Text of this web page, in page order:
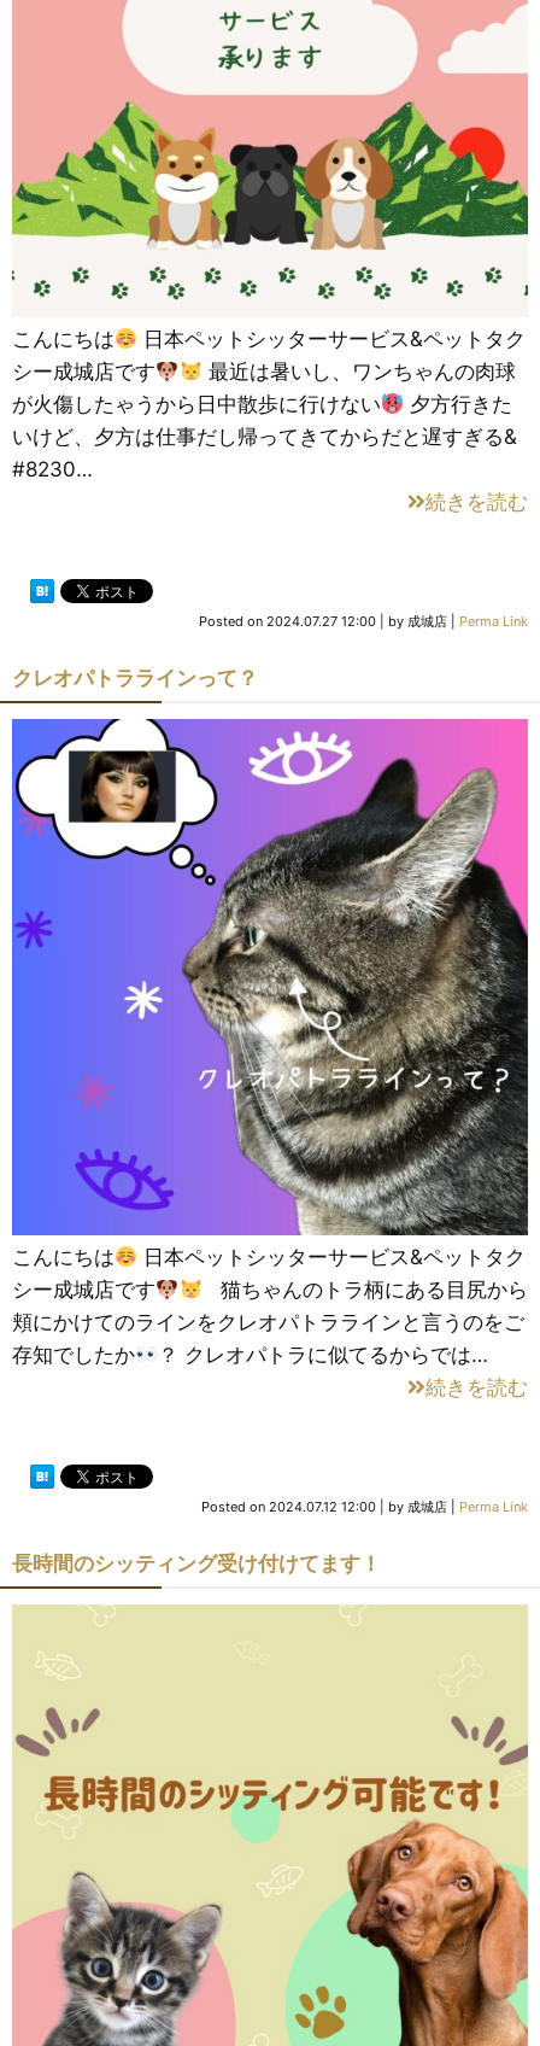
こんにちは
日本ペットシッターサービス&ペットタク
シー成城店です
最近は暑いし、ワンちゃんの肉球
が火傷したゃうから日中散歩に行けない
夕方行きた
いけど、夕方は仕事だし帰ってきてからだと遅すぎる&
#8230…
続きを読む
Posted on 2024.07.27 12:00 by 成城店 Perma Link
クレオパトララインって？
こんにちは
日本ペットシッターサービス&ペットタク
シー成城店です
猫ちゃんのトラ柄にある目尻から
頬にかけてのラインをクレオパトララインと言うのをご
存知でしたか
？ クレオパトラに似てるからでは…
続きを読む
Posted on 2024.07.12 12:00 by 成城店 Perma Link
長時間のシッティング受け付けてます！